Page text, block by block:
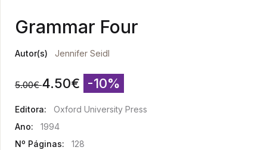
Grammar Four
Autor(s) Jennifer Seidl
5.00€ 4.50€ -10%
Editora:
Oxford University Press
Ano:
1994
Nº Páginas:
128